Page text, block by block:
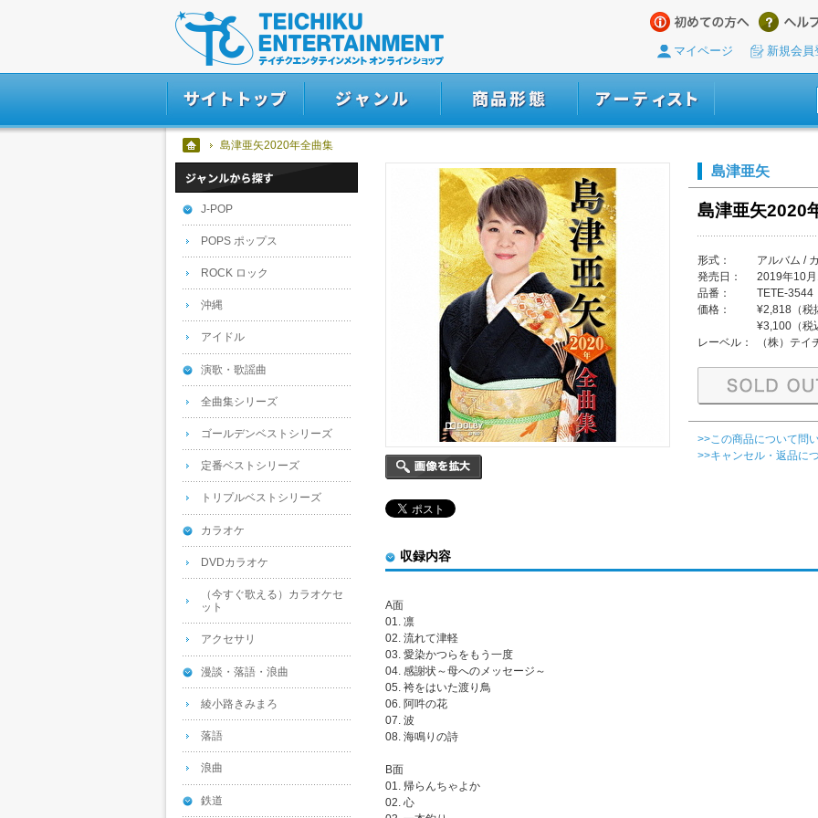
マイページ 新規会員
島津亜矢2020年全曲集
島津亜矢
島津亜矢2020
形式：
アルバム /
発売日：
2019年10月
品番：
TETE-3544
価格：
¥2,818（税
¥3,100（税
レーベル：
（株）テ
>>この商品について問
>>キャンセル・返品に
収録内容
A面
01. 凛
02. 流れて津軽
03. 愛染かつらをもう一度
04. 感謝状～母へのメッセージ～
05. 袴をはいた渡り鳥
06. 阿吽の花
07. 波
08. 海鳴りの詩
B面
01. 帰らんちゃよか
02. 心
J-POP
POPS ポップス
ROCK ロック
沖縄
アイドル
演歌・歌謡曲
全曲集シリーズ
ゴールデンベストシリーズ
定番ベストシリーズ
トリプルベストシリーズ
カラオケ
DVDカラオケ
（今すぐ歌える）カラオケセ
ット
アクセサリ
漫談・落語・浪曲
綾小路きみまろ
落語
浪曲
鉄道